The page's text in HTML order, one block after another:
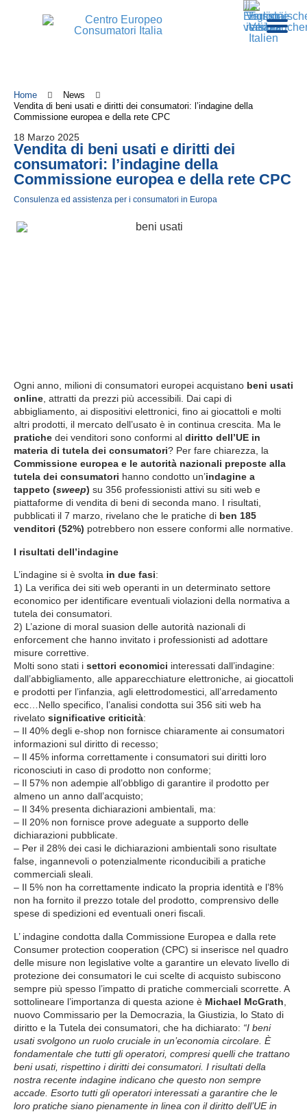
Home
News
Vendita di beni usati e diritti dei consumatori: l’indagine della
Commissione europea e della rete CPC
18 Marzo 2025
Vendita di beni usati e diritti dei
consumatori: l’indagine della
Commissione europea e della rete CPC
Consulenza ed assistenza per i consumatori in Europa
Ogni anno, milioni di consumatori europei acquistano beni usati
online, attratti da prezzi più accessibili. Dai capi di
abbigliamento, ai dispositivi elettronici, fino ai giocattoli e molti
altri prodotti, il mercato dell’usato è in continua crescita. Ma le
pratiche dei venditori sono conformi al diritto dell’UE in
materia di tutela dei consumatori? Per fare chiarezza, la
Commissione europea e le autorità nazionali preposte alla
tutela dei consumatori hanno condotto un’indagine a
tappeto (sweep) su 356 professionisti attivi su siti web e
piattaforme di vendita di beni di seconda mano. I risultati,
pubblicati il 7 marzo, rivelano che le pratiche di ben 185
venditori (52%) potrebbero non essere conformi alle normative.
I risultati dell’indagine
L’indagine si è svolta in due fasi:
1) La verifica dei siti web operanti in un determinato settore
economico per identificare eventuali violazioni della normativa a
tutela dei consumatori.
2) L’azione di moral suasion delle autorità nazionali di
enforcement che hanno invitato i professionisti ad adottare
misure correttive.
Molti sono stati i settori economici interessati dall’indagine:
dall’abbigliamento, alle apparecchiature elettroniche, ai giocattoli
e prodotti per l’infanzia, agli elettrodomestici, all’arredamento
ecc…Nello specifico, l’analisi condotta sui 356 siti web ha
rivelato significative criticità:
– Il 40% degli e-shop non fornisce chiaramente ai consumatori
informazioni sul diritto di recesso;
– Il 45% informa correttamente i consumatori sui diritti loro
riconosciuti in caso di prodotto non conforme;
– Il 57% non adempie all’obbligo di garantire il prodotto per
almeno un anno dall’acquisto;
– Il 34% presenta dichiarazioni ambientali, ma:
– Il 20% non fornisce prove adeguate a supporto delle
dichiarazioni pubblicate.
– Per il 28% dei casi le dichiarazioni ambientali sono risultate
false, ingannevoli o potenzialmente riconducibili a pratiche
commerciali sleali.
– Il 5% non ha correttamente indicato la propria identità e l’8%
non ha fornito il prezzo totale del prodotto, comprensivo delle
spese di spedizioni ed eventuali oneri fiscali.
L’ indagine condotta dalla Commissione Europea e dalla rete
Consumer protection cooperation (CPC) si inserisce nel quadro
delle misure non legislative volte a garantire un elevato livello di
protezione dei consumatori le cui scelte di acquisto subiscono
sempre più spesso l’impatto di pratiche commerciali scorrette. A
sottolineare l’importanza di questa azione è Michael McGrath
nuovo Commissario per la Democrazia, la Giustizia, lo Stato di
diritto e la Tutela dei consumatori, che ha dichiarato: “I beni
usati svolgono un ruolo cruciale in un’economia circolare. È
fondamentale che tutti gli operatori, compresi quelli che trattano
beni usati, rispettino i diritti dei consumatori. I risultati della
nostra recente indagine indicano che questo non sempre
accade. Esorto tutti gli operatori interessati a garantire che le
loro pratiche siano pienamente in linea con il diritto dell’UE in